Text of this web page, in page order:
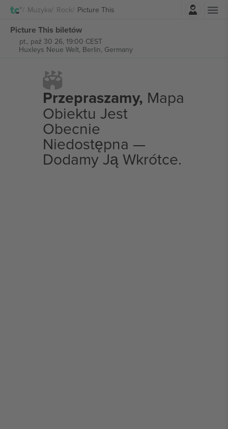
Muzyka Rock Picture This
Picture This biletów
pt., paź 30 26, 19:00 CEST
Huxleys Neue Welt, Berlin, Germany
Przepraszamy, Mapa
Obiektu Jest
Obecnie
Niedostępna —
Dodamy Ją Wkrótce.